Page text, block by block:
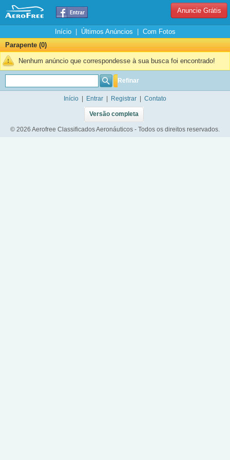
Anuncie Grátis
Início| Últimos Anúncios
Com Fotos
Parapente (0)
Nenhum anúncio que correspondesse à sua busca foi encontrado!
Refinar
Início Entrar Registrar Contato
Versão completa
© 2026 Aerofree Classificados Aeronáuticos - Todos os direitos reservados.